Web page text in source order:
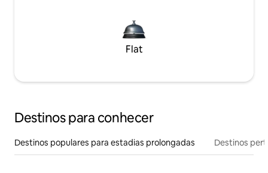
Flat
Destinos para conhecer
Destinos populares para estadias prolongadas Destinos